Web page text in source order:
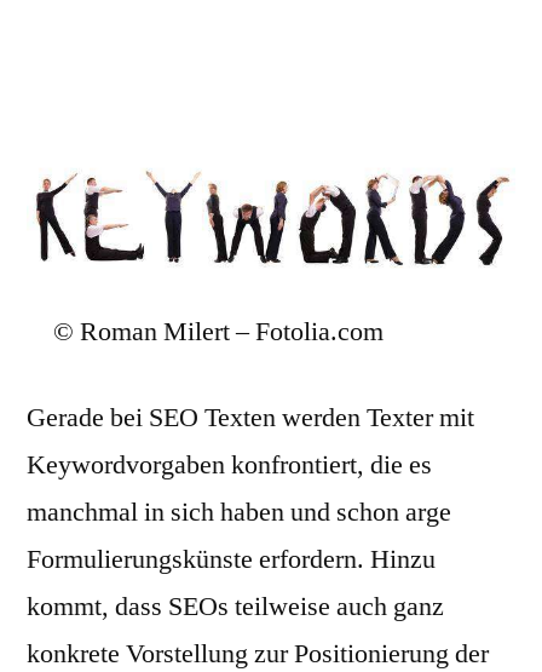
© Roman Milert – Fotolia.com
Gerade bei SEO Texten werden Texter mit
Keywordvorgaben konfrontiert, die es
manchmal in sich haben und schon arge
Formulierungskünste erfordern. Hinzu
kommt, dass SEOs teilweise auch ganz
konkrete Vorstellung zur Positionierung der